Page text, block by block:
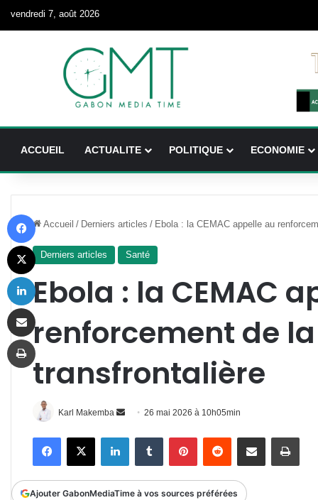
vendredi 7, août 2026
ACCUEIL ACTUALITE POLITIQUE ECONOMIE
Accueil / Derniers articles / Ebola : la CEMAC appelle au
Derniers articles Santé
Ebola : la CEMAC
renforcement de
transfrontalière
Karl Makemba
Envoyer
courriel
26 mai 2026 à 10h05min
FacebookX LinkedinTumblr PinterestReddit Partager par email
Ajouter GabonMediaTime à vos sources préférées
X
Imprimer